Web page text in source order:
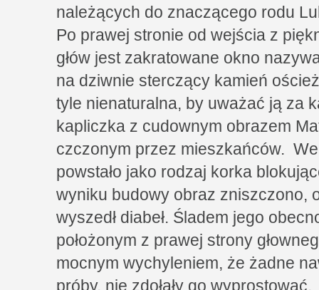
należących do znaczącego rodu
Po prawej stronie od wejścia z
głów jest zakratowane okno
na dziwnie sterczący kamień
tyle nienaturalna, by uważać ją za
kapliczka z cudownym obrazem
czczonym przez mieszkańców.
powstało jako rodzaj korka
wyniku budowy obraz zniszczono,
wyszedł diabeł. Śladem jego
położonym z prawej strony
mocnym wychyleniem, że żadne
próby, nie zdołały go wyprostować.